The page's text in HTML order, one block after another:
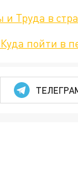
и Труда в
пойти в